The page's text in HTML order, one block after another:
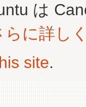
は
に詳し
site.